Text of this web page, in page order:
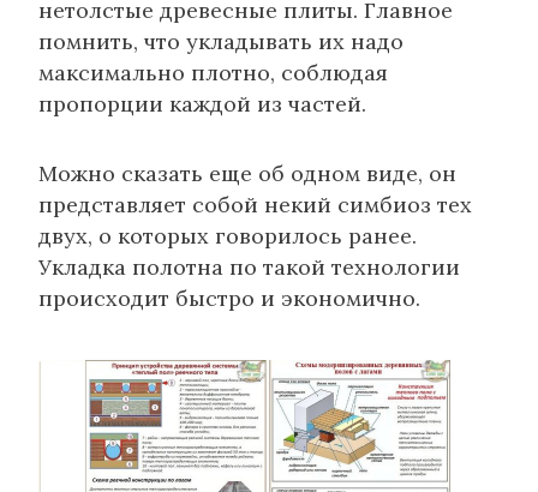
нетолстые древесные плиты. Главное
помнить, что укладывать их надо
максимально плотно, соблюдая
пропорции каждой из частей.
Можно сказать еще об одном виде, он
представляет собой некий симбиоз тех
двух, о которых говорилось ранее.
Укладка полотна по такой технологии
происходит быстро и экономично.